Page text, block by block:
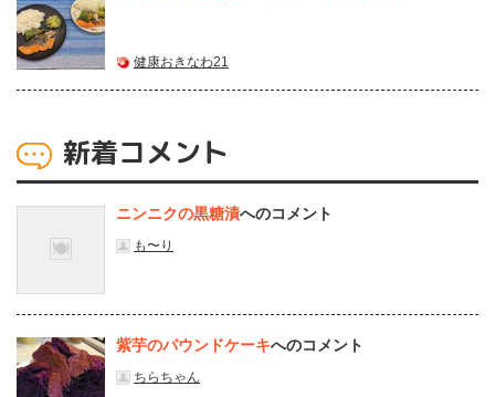
健康おきなわ21
新着コメント
ニンニクの黒糖漬へのコメント
も〜り
紫芋のパウンドケーキへのコメント
ちらちゃん